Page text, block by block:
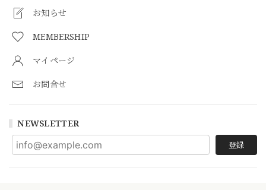
お知らせ
MEMBERSHIP
マイページ
お問合せ
NEWSLETTER
登録